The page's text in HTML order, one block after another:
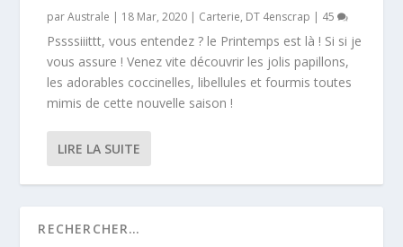
parAustrale | 18 Mar, 2020 | Carterie, DT 4enscrap | 45
Pssssiiittt, vous entendez ? le Printemps est là ! Si si je
vous assure ! Venez vite découvrir les jolis papillons,
les adorables coccinelles, libellules et fourmis toutes
mimis de cette nouvelle saison !
LIRE LA SUITE